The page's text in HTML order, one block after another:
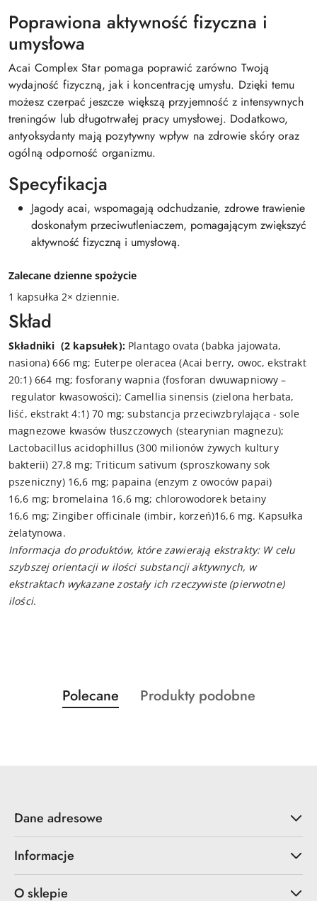
Poprawiona aktywność fizyczna i
umysłowa
Acai Complex Star pomaga poprawić zarówno Twoją
wydajność fizyczną, jak i koncentrację umysłu. Dzięki temu
możesz czerpać jeszcze większą przyjemność z intensywnych
treningów lub długotrwałej pracy umysłowej. Dodatkowo,
antyoksydanty mają pozytywny wpływ na zdrowie skóry oraz
ogólną odporność organizmu.
Specyfikacja
Jagody acai, wspomagają odchudzanie, zdrowe trawienie
doskonałym przeciwutleniaczem, pomagającym zwiększyć
aktywność fizyczną i umysłową.
Zalecane dzienne spożycie
1 kapsułka 2× dziennie.
Skład
Składniki (2 kapsułek):Plantago ovata (babka jajowata,
nasiona) 666 mg; Euterpe oleracea (Acai berry, owoc, ekstrakt
20:1) 664 mg; fosforany wapnia (fosforan dwuwapniowy –
regulator kwasowości); Camellia sinensis (zielona herbata,
liść, ekstrakt 4:1) 70 mg; substancja przeciwzbrylająca - sole
magnezowe kwasów tłuszczowych (stearynian magnezu);
Lactobacillus acidophillus (300 milionów żywych kultury
bakterii) 27,8 mg; Triticum sativum (sproszkowany sok
pszeniczny) 16,6 mg; papaina (enzym z owoców papai)
16,6 mg; bromelaina 16,6 mg; chlorowodorek betainy
16,6 mg; Zingiber officinale (imbir, korzeń)16,6 mg. Kapsułka
żelatynowa.
Informacja do produktów, które zawierają ekstrakty: W celu
szybszej orientacji w ilości substancji aktywnych, w
ekstraktach wykazane zostały ich rzeczywiste (pierwotne)
ilości.
Pomiń karuzelę produktów
Produkty
o
Polecane
Produkty
Produkty podobne
Dane adresowe
Informacje
O sklepie